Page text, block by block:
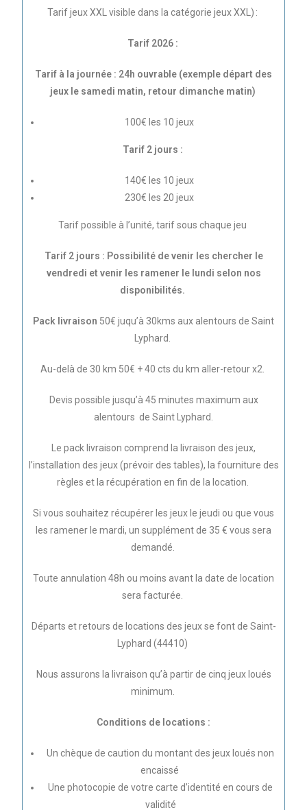
Tarif jeux XXL visible dans la catégorie jeux XXL) :
Tarif 2026 :
Tarif à la journée : 24h ouvrable (exemple départ des
jeux le samedi matin, retour dimanche matin)
100€ les 10 jeux
Tarif 2 jours :
140€ les 10 jeux
230€ les 20 jeux
Tarif possible à l’unité, tarif sous chaque jeu
Tarif 2 jours : Possibilité de venir les chercher le
vendredi et venir les ramener le lundi selon nos
disponibilités.
Pack livraison 50€ juqu’à 30kms aux alentours de Saint
Lyphard.
Au-delà de 30 km 50€ + 40 cts du km aller-retour x2.
Devis possible jusqu’à 45 minutes maximum aux
alentours de Saint Lyphard.
Le pack livraison comprend la livraison des jeux,
l’installation des jeux (prévoir des tables), la fourniture des
règles et la récupération en fin de la location.
Si vous souhaitez récupérer les jeux le jeudi ou que vous
les ramener le mardi, un supplément de 35 € vous sera
demandé.
Toute annulation 48h ou moins avant la date de location
sera facturée.
Départs et retours de locations des jeux se font de Saint-
Lyphard (44410)
Nous assurons la livraison qu’à partir de cinq jeux loués
minimum.
Conditions de locations :
Un chèque de caution du montant des jeux loués non
encaissé
Une photocopie de votre carte d’identité en cours de
validité